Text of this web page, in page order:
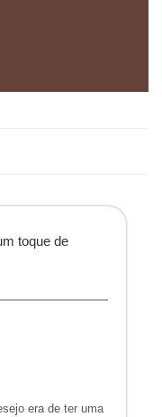
toque de
era de ter uma